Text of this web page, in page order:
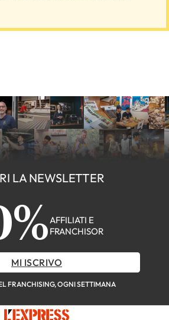
LA NEWSLETTER
AFFILIATI E
FRANCHISOR
MI ISCRIVO
FRANCHISING, OGNI SETTIMANA